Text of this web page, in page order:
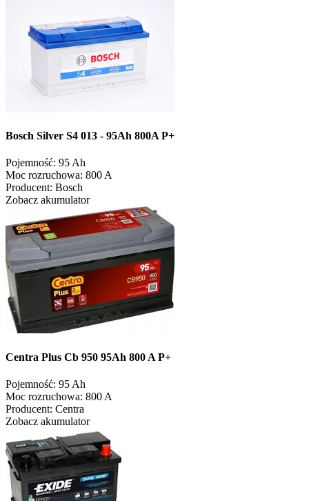
Bosch Silver S4 013 - 95Ah 800A P+
Pojemność: 95 Ah
Moc rozruchowa: 800 A
Producent: Bosch
Zobacz akumulator
Centra Plus Cb 950 95Ah 800 A P+
Pojemność: 95 Ah
Moc rozruchowa: 800 A
Producent: Centra
Zobacz akumulator